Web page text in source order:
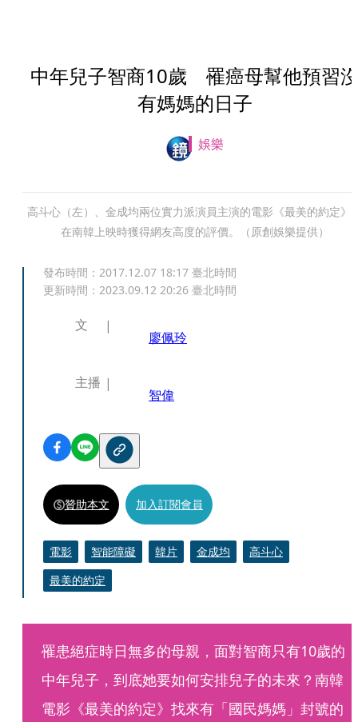
中年兒子智商10歲 罹癌母幫他預習
有媽媽的日子
娛樂
高斗心（左）、金成均兩位實力派演員主演的電影《最美的約定》
在南韓上映時獲得網友高度的評價。（原創娛樂提供）
發布時間： 2017.12.07 18:17 臺北時間
更新時間： 2023.09.12 20:26 臺北時間
文
廖佩玲
主播
智偉
贊助本文 加入訂閱會員
電影 智能障礙 韓片 金成均
高斗心
最美的約定
罹患絕症時日無多的母親，面對智商只有10歲的
中年兒子，到底她要如何安排兒子的未來？南韓
電影《最美的約定》找來有「國民媽媽」封號的